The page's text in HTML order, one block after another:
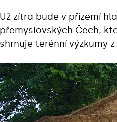
Už zítra bude v přízemí
přemyslovských Čech,
shrnuje terénní výzkumy